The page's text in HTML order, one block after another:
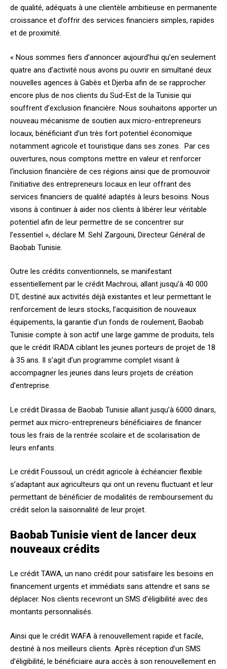
de qualité, adéquats à une clientèle ambitieuse en permanente
croissance et d’offrir des services financiers simples, rapides
et de proximité.
« Nous sommes fiers d’annoncer aujourd’hui qu’en seulement
quatre ans d’activité nous avons pu ouvrir en simultané deux
nouvelles agences à Gabès et Djerba afin de se rapprocher
encore plus de nos clients du Sud-Est de la Tunisie qui
souffrent d’exclusion financière. Nous souhaitons apporter un
nouveau mécanisme de soutien aux micro-entrepreneurs
locaux, bénéficiant d’un très fort potentiel économique
notamment agricole et touristique dans ses zones. Par ces
ouvertures, nous comptons mettre en valeur et renforcer
l’inclusion financière de ces régions ainsi que de promouvoir
l’initiative des entrepreneurs locaux en leur offrant des
services financiers de qualité adaptés à leurs besoins. Nous
visons à continuer à aider nos clients à libérer leur véritable
potentiel afin de leur permettre de se concentrer sur
l’essentiel », déclare M. Sehl Zargouni, Directeur Général de
Baobab Tunisie.
Outre les crédits conventionnels, se manifestant
essentiellement par le crédit Machroui, allant jusqu’à 40 000
DT, destiné aux activités déjà existantes et leur permettant le
renforcement de leurs stocks, l’acquisition de nouveaux
équipements, la garantie d’un fonds de roulement, Baobab
Tunisie compte à son actif une large gamme de produits, tels
que le crédit IRADA ciblant les jeunes porteurs de projet de 18
à 35 ans. Il s’agit d’un programme complet visant à
accompagner les jeunes dans leurs projets de création
d’entreprise.
Le crédit Dirassa de Baobab Tunisie allant jusqu’à 6000 dinars,
permet aux micro-entrepreneurs bénéficiaires de financer
tous les frais de la rentrée scolaire et de scolarisation de
leurs enfants.
Le crédit Foussoul, un crédit agricole à échéancier flexible
s’adaptant aux agriculteurs qui ont un revenu fluctuant et leur
permettant de bénéficier de modalités de remboursement du
crédit selon la saisonnalité de leur projet.
Baobab Tunisie vient de lancer deux
nouveaux crédits
Le crédit TAWA, un nano crédit pour satisfaire les besoins en
financement urgents et immédiats sans attendre et sans se
déplacer. Nos clients recevront un SMS d’éligibilité avec des
montants personnalisés.
Ainsi que le crédit WAFA à renouvellement rapide et facile,
destiné à nos meilleurs clients. Après réception d’un SMS
d’éligibilité, le bénéficiaire aura accès à son renouvellement en